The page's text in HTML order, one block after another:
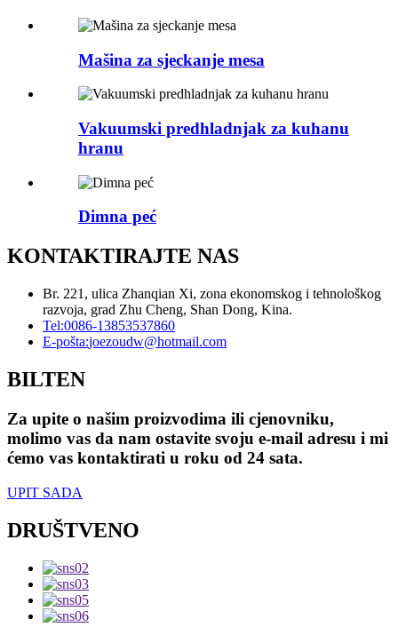
Mašina za sjeckanje mesa
Vakuumski predhladnjak za kuhanu
hranu
Dimna peć
KONTAKTIRAJTE NAS
Br. 221, ulica Zhanqian Xi, zona ekonomskog i tehnološkog
razvoja, grad Zhu Cheng, Shan Dong, Kina.
Tel:0086-13853537860
E-pošta:joezoudw@hotmail.com
BILTEN
Za upite o našim proizvodima ili cjenovniku,
molimo vas da nam ostavite svoju e-mail adresu i mi
ćemo vas kontaktirati u roku od 24 sata.
UPIT SADA
DRUŠTVENO